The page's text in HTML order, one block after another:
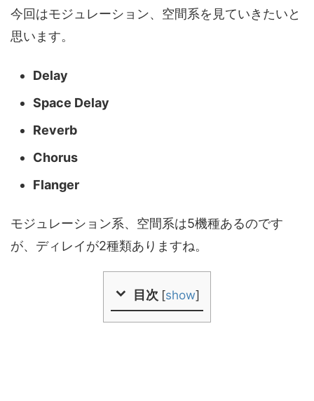
今回はモジュレーション、空間系を見ていきたいと
思います。
Delay
Space Delay
Reverb
Chorus
Flanger
モジュレーション系、空間系は5機種あるのです
が、ディレイが2種類ありますね。
目次 [show]